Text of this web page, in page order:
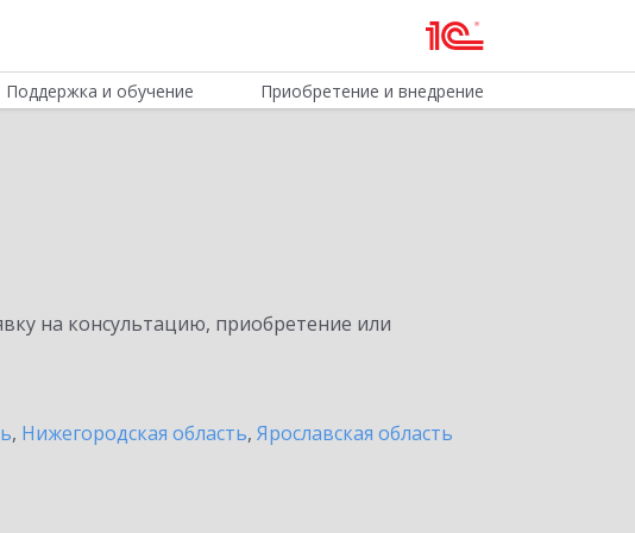
Поддержка и обучение Приобретение и внедрение
на консультацию, приобретение или
, Нижегородская область, Ярославская область